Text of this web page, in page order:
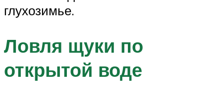
глухозимье.
Ловля щуки по
открытой воде